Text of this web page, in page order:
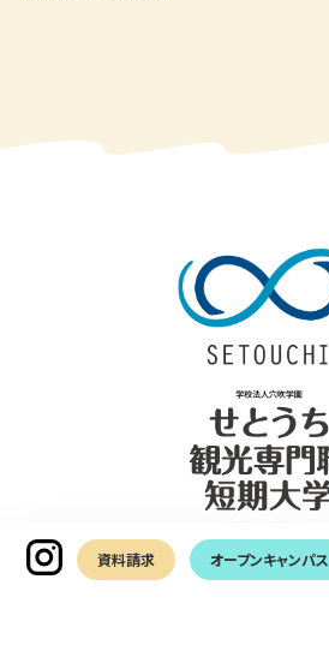
資料請求 オープンキャンパス